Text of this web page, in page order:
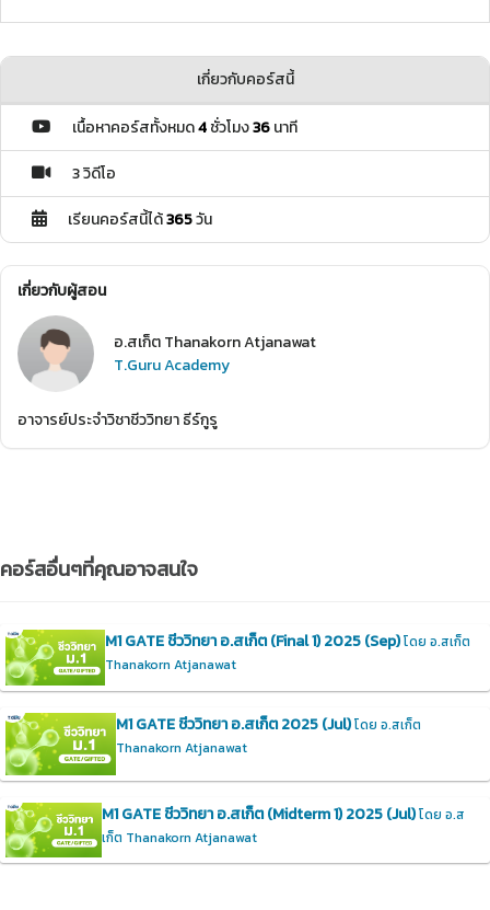
เกี่ยวกับคอร์สนี้
เนื้อหาคอร์สทั้งหมด4ชั่วโมง36นาที
3 วิดีโอ
เรียนคอร์สนี้ได้365วัน
เกี่ยวกับผู้สอน
อ.สเก็ต Thanakorn Atjanawat
T.Guru Academy
อาจารย์ประจำวิชาชีววิทยา ธีร์กูรู
คอร์สอื่นๆที่คุณอาจสนใจ
M1 GATE ชีววิทยา อ.สเก็ต (Final 1) 2025 (Sep)โดย อ.สเก็ต
Thanakorn Atjanawat
M1 GATE ชีววิทยา อ.สเก็ต 2025 (Jul)โดย อ.สเก็ต
Thanakorn Atjanawat
M1 GATE ชีววิทยา อ.สเก็ต (Midterm 1) 2025 (Jul)โดย อ.ส
เก็ต Thanakorn Atjanawat